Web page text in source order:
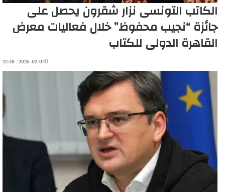
الكاتب التونسى نزار شقرون يحصل على
جائزة “نجيب محفوظ” خلال فعاليات معرض
القاهرة الدولى للكتاب
2026-02-04 - 22:48